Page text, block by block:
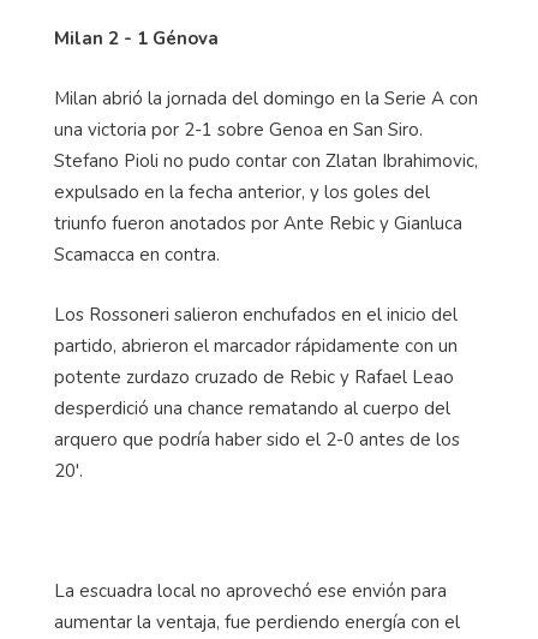
Milan 2 - 1 Génova
Milan abrió la jornada del domingo en la Serie A con
una victoria por 2-1 sobre Genoa en San Siro.
Stefano Pioli no pudo contar con Zlatan Ibrahimovic,
expulsado en la fecha anterior, y los goles del
triunfo fueron anotados por Ante Rebic y Gianluca
Scamacca en contra.
Los Rossoneri salieron enchufados en el inicio del
partido, abrieron el marcador rápidamente con un
potente zurdazo cruzado de Rebic y Rafael Leao
desperdició una chance rematando al cuerpo del
arquero que podría haber sido el 2-0 antes de los
20'.
La escuadra local no aprovechó ese envión para
aumentar la ventaja, fue perdiendo energía con el